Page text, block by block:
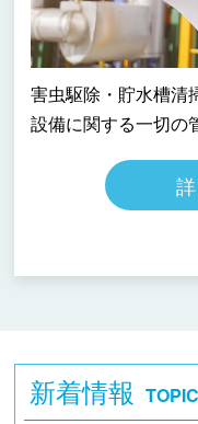
害虫駆除・貯水槽清
設備に関する一切の
新着情報